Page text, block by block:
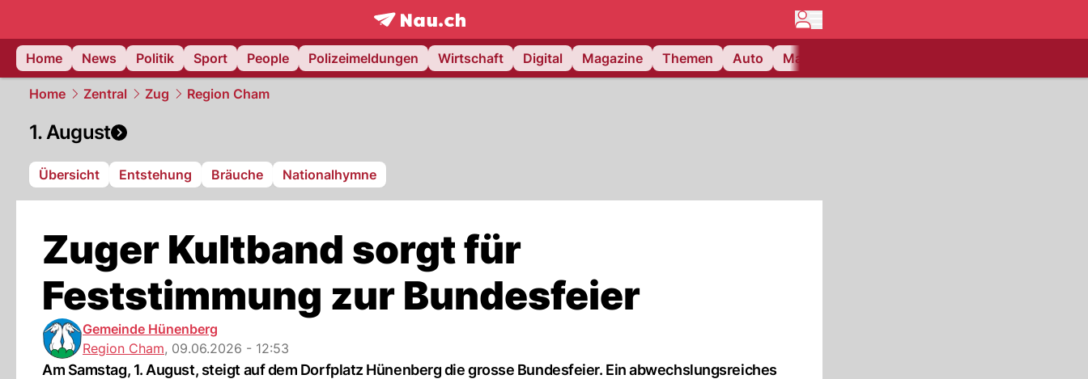
frontpage.NAU.ch
Home
News Politik Sport People Polizeimeldungen Wirtschaft Digital Magazine Themen Auto Matchcenter
Home Zentral Zug Region Cham
1. August
Übersicht Entstehung Bräuche Nationalhymne
Zuger Kultband sorgt für
Feststimmung zur Bundesfeier
Gemeinde Hünenberg
Region Cham, 09.06.2026 - 12:53
Am Samstag, 1. August, steigt auf dem Dorfplatz Hünenberg die grosse Bundesfeier. Ein abwechslungsreiches